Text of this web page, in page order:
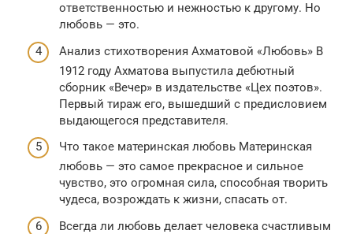
ответственностью и нежностью к другому. Но
любовь — это.
Анализ стихотворения Ахматовой «Любовь» В
1912 году Ахматова выпустила дебютный
сборник «Вечер» в издательстве «Цех поэтов».
Первый тираж его, вышедший с предисловием
выдающегося представителя.
Что такое материнская любовь Материнская
любовь — это самое прекрасное и сильное
чувство, это огромная сила, способная творить
чудеса, возрождать к жизни, спасать от.
Всегда ли любовь делает человека счастливым